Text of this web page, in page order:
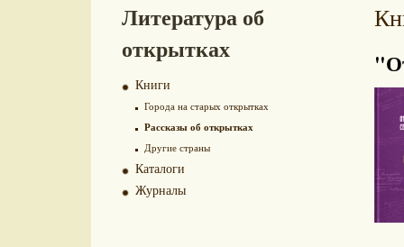
Литература об
открытках
Книги
Города на старых открытках
Рассказы об открытках
Другие страны
Каталоги
Журналы